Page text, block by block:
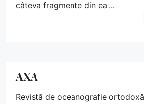
câteva fragmente din ea:...
AXA
Revistă de oceanografie ortodoxă